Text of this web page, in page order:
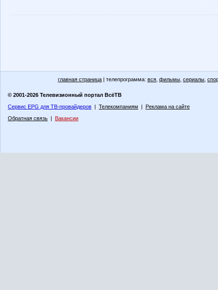
главная страница | телепрограмма: вся фильмы сериалы
© 2001-2026 Телевизионный портал ВсёТВ
Сервис EPG для ТВ-провайдеров | Телекомпаниям | Реклама на сайте
Обратная связь | Вакансии